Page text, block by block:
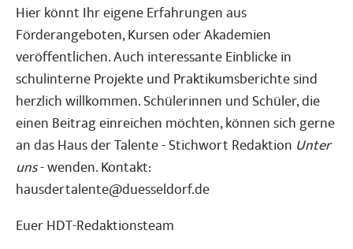
Hier könnt Ihr eigene Erfahrungen aus
Förderangeboten, Kursen oder Akademien
veröffentlichen. Auch interessante Einblicke in
schulinterne Projekte und Praktikumsberichte sind
herzlich willkommen. Schülerinnen und Schüler, die
einen Beitrag einreichen möchten, können sich gerne
an das Haus der Talente - Stichwort Redaktion Unter
uns- wenden. Kontakt:
hausdertalente@duesseldorf.de
Euer HDT-Redaktionsteam